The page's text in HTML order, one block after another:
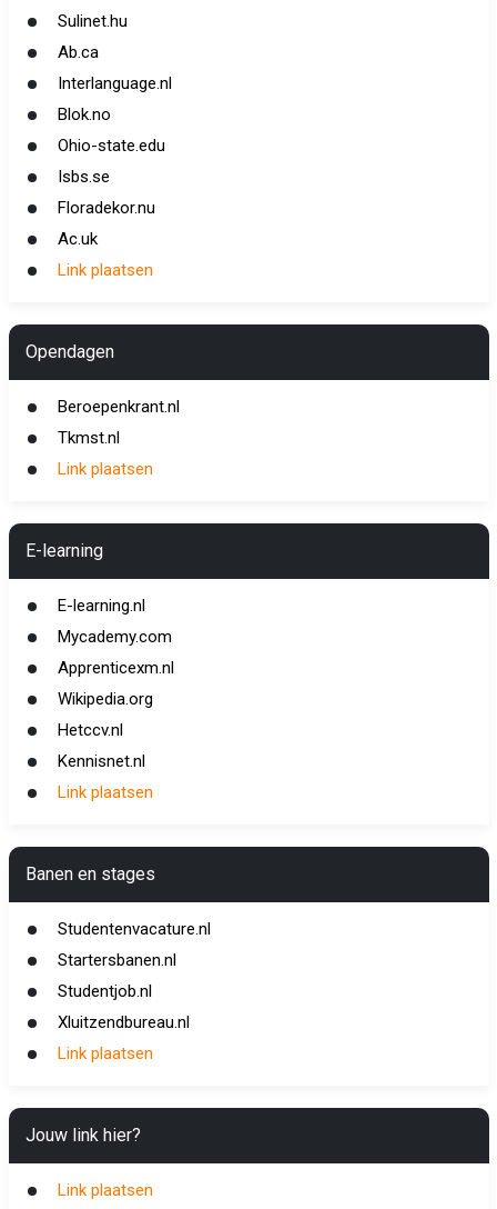
Sulinet.hu
Ab.ca
Interlanguage.nl
Blok.no
Ohio-state.edu
Isbs.se
Floradekor.nu
Ac.uk
Link plaatsen
Opendagen
Beroepenkrant.nl
Tkmst.nl
Link plaatsen
E-learning
E-learning.nl
Mycademy.com
Apprenticexm.nl
Wikipedia.org
Hetccv.nl
Kennisnet.nl
Link plaatsen
Banen en stages
Studentenvacature.nl
Startersbanen.nl
Studentjob.nl
Xluitzendbureau.nl
Link plaatsen
Jouw link hier?
Link plaatsen